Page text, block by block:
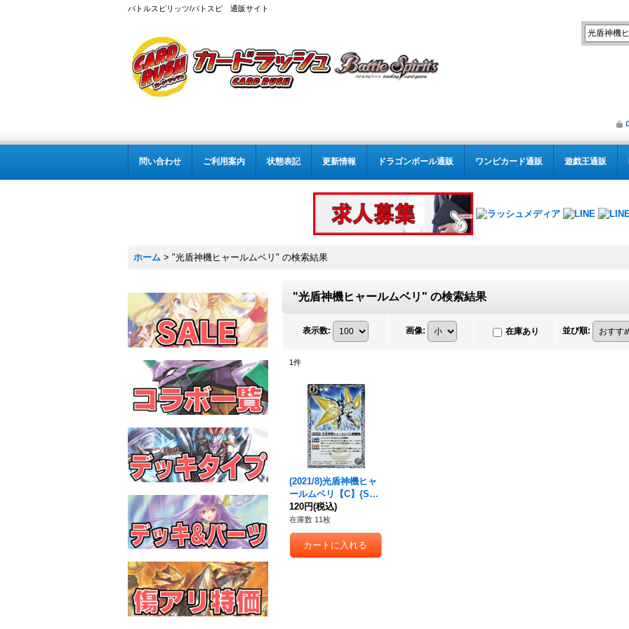
バトルスピリッツ/バトスピ 通販サイト
問い合わせ ご利用案内 状態表記 更新情報 ドラゴンボール通販 ワンピカード通販 遊戯王通販
ホーム > "光盾神機ヒャールムベリ" の検索結果
"光盾神機ヒャールムベリ" の検索結果
表示数: 画像: 在庫あり 並び順:
1 件
(2021/8)光盾神機ヒャ
ールムベリ
【C】{SD6
1-003}《白》
120円(税込)
在庫数 11枚